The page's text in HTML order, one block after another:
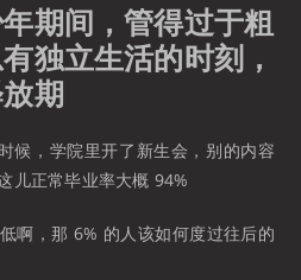
期间，管得过于粗
独立生活的时刻，
期
候，学院里开了新生会，别的内容
儿正常毕业率大概 94%
啊，那 6% 的人该如何度过往后的